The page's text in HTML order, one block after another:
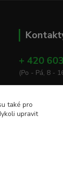
+ 420
(Po - Pá, 8 -
také pro
upravit